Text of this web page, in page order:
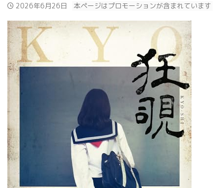
2026年6月26日 本ページはプロモーションが含まれています